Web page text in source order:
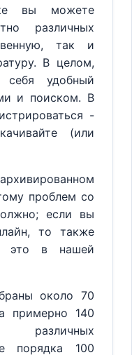
вы можете
различных
так и
В целом,
себя удобный
и поиском. В
-
(или
проблем со
если вы
то также
это в нашей
около 70
примерно 140
различных
порядка 100